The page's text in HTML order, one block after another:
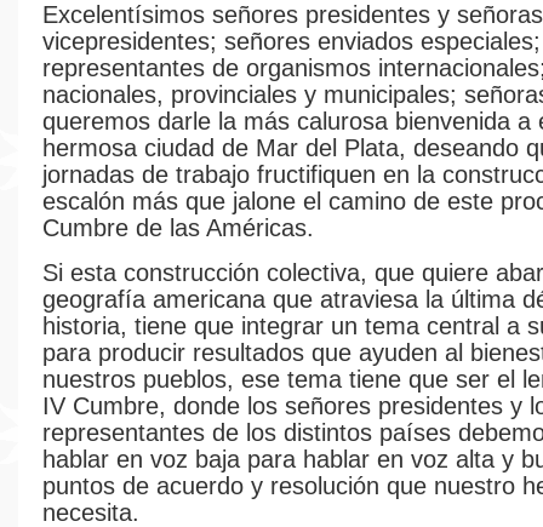
Excelentísimos señores presidentes y
vicepresidentes; señores enviados
representantes de organismos
nacionales, provinciales y municipales;
queremos darle la más calurosa bienvenida a
hermosa ciudad de Mar del Plata, deseando
jornadas de trabajo fructifiquen en la
escalón más que jalone el camino de este
Cumbre de las Américas.
Si esta construcción colectiva, que quiere
geografía americana que atraviesa la última
historia, tiene que integrar un tema central a
para producir resultados que ayuden al
nuestros pueblos, ese tema tiene que ser el
IV Cumbre, donde los señores presidentes y
representantes de los distintos países
hablar en voz baja para hablar en voz alta y
puntos de acuerdo y resolución que nuestro
necesita.